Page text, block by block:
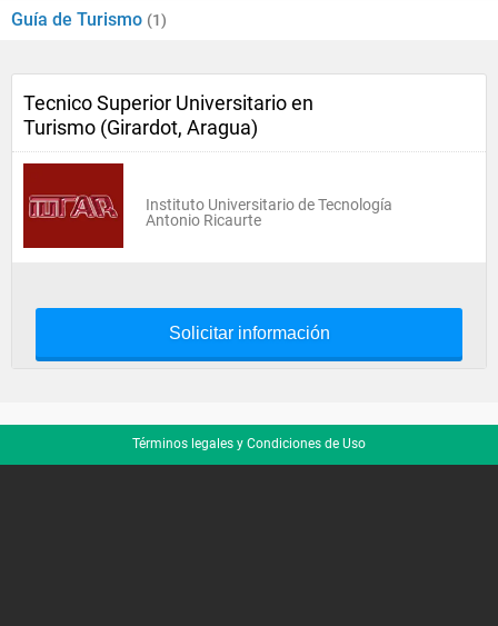
Guía de Turismo (1)
Tecnico Superior Universitario en
Turismo (Girardot, Aragua)
Instituto Universitario de Tecnología
Antonio Ricaurte
Solicitar información
Términos legales y Condiciones de Uso